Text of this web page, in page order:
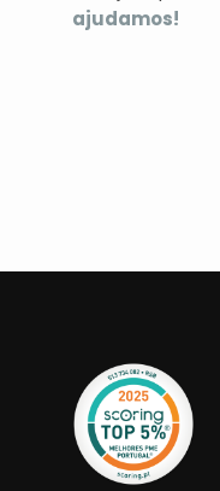
ajudamos!